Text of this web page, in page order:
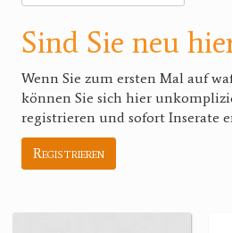
Sind Sie neu
Wenn Sie zum ersten Mal auf
können Sie sich hier
registrieren und sofort Inserate
Registrieren